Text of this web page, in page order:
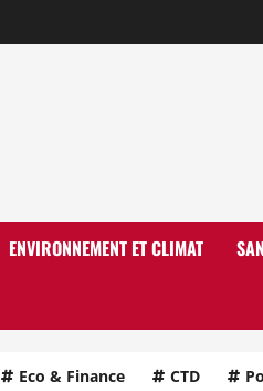
ENVIRONNEMENT ET CLIMAT
Eco & Finance CTD